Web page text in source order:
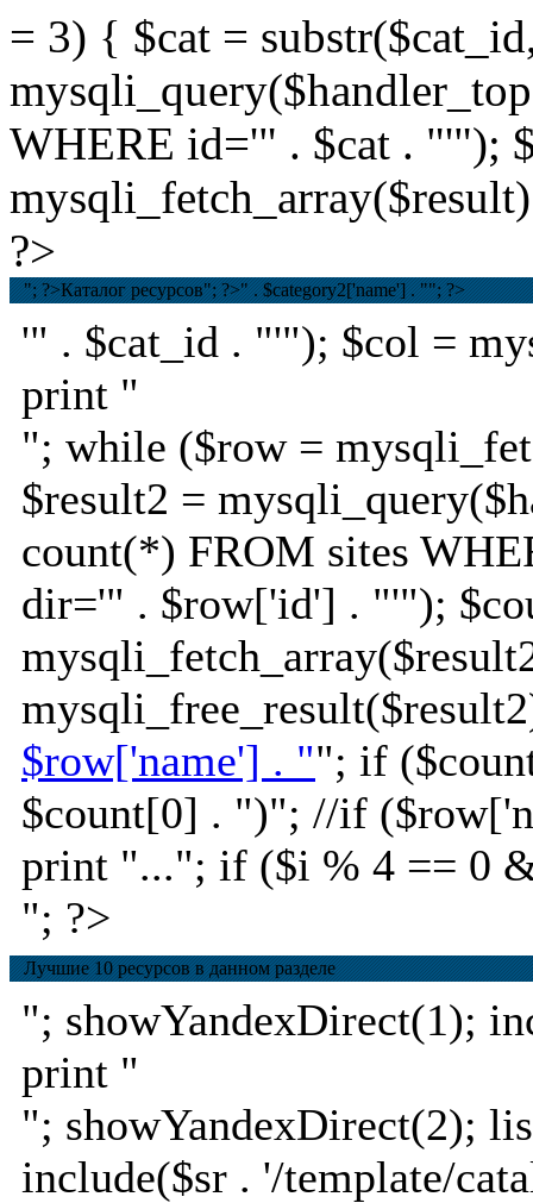
= 3) { $cat =
WHERE id='" . $cat . "'");
?>
"; ?>Каталог ресурсов"; ?>" . $category2['name'] . ""; ?>
'" . $cat_id . "'"); $col =
print "
"; while ($row =
$result2 =
count(*) FROM sites
dir='" . $row['id'] . "'");
$row['name'] . ""; if
$count[0] . ")"; //if
print "..."; if ($i % 4 == 0
"; ?>
Лучшие 10 ресурсов в данном разделе
"; showYandexDirect(1);
print "
"; showYandexDirect(2);
include($sr . '/template/